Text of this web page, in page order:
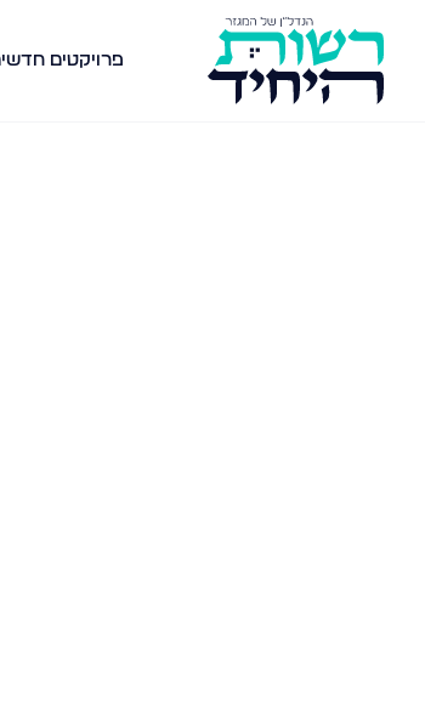
פרויקטים